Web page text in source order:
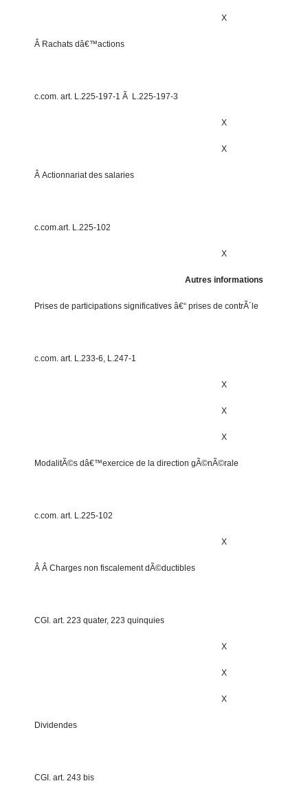
X
Â Rachats dâ€™actions
c.com. art. L.225-197-1 Ã L.225-197-3
X
X
Â Actionnariat des salaries
c.com.art. L.225-102
X
Autres informations
Prises de participations significatives â€“ prises de contrÃ´le
c.com. art. L.233-6, L.247-1
X
X
X
ModalitÃ©s dâ€™exercice de la direction gÃ©nÃ©rale
c.com. art. L.225-102
X
Â Â Charges non fiscalement dÃ©ductibles
CGI. art. 223 quater, 223 quinquies
X
X
X
Dividendes
CGI. art. 243 bis